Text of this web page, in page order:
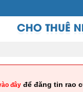
đây để đăng tin rao